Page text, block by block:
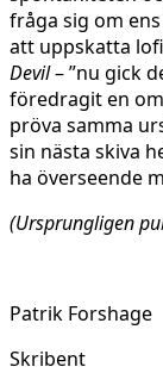
fråga sig om
att uppskatta
Devil– ”nu gick
föredragit en
pröva samma
sin nästa skiva
ha överseende
(Ursprungligen
Patrik Forshage
Skribent